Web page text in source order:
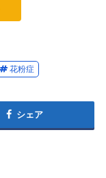
花粉症
シェア